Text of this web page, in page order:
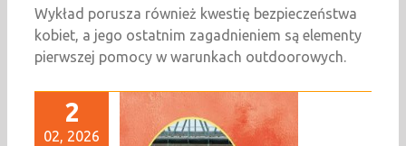
Wykład porusza również kwestię bezpieczeństwa
kobiet, a jego ostatnim zagadnieniem są elementy
pierwszej pomocy w warunkach outdoorowych.
2
02, 2026